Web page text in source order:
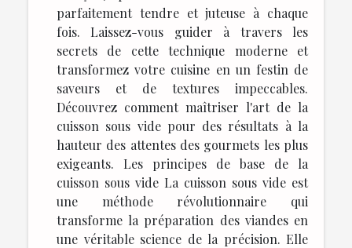
parfaitement tendre et juteuse à chaque
fois. Laissez-vous guider à travers les
secrets de cette technique moderne et
transformez votre cuisine en un festin de
saveurs et de textures impeccables.
Découvrez comment maîtriser l'art de la
cuisson sous vide pour des résultats à la
hauteur des attentes des gourmets les plus
exigeants. Les principes de base de la
cuisson sous vide La cuisson sous vide est
une méthode révolutionnaire qui
transforme la préparation des viandes en
une véritable science de la précision. Elle